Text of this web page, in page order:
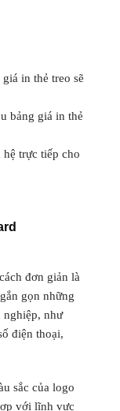
in thẻ treo sẽ
bảng giá in thẻ
trực tiếp cho
đơn giản là
gọn những
nghiệp, như
điện thoại,
sắc của logo
với lĩnh vực